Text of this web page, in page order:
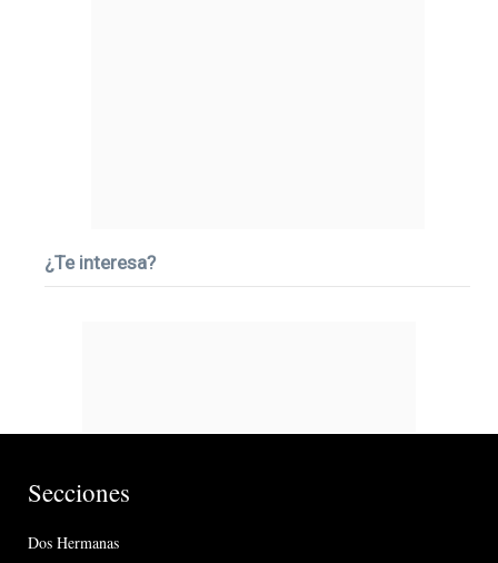
¿Te interesa?
Secciones
Dos Hermanas